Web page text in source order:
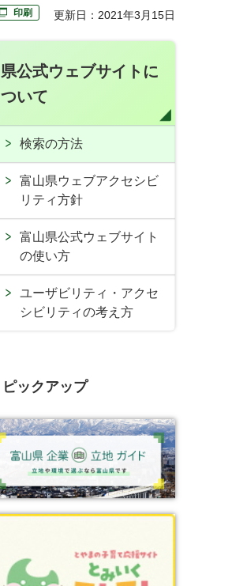
印刷 更新日：2021年3月15日
県公式ウェブサイトに
ついて
検索の方法
富山県ウェブアクセシビ
リティ方針
富山県公式ウェブサイト
の使い方
ユーザビリティ・アクセ
シビリティの考え方
ピックアップ